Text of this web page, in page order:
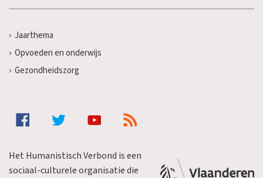
Jaarthema
Opvoeden en onderwijs
Gezondheidszorg
Het Humanistisch Verbond is een
sociaal-culturele organisatie die